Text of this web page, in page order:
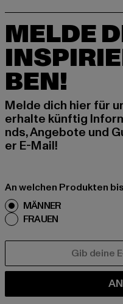
MELDE
BEN!
Melde dich hier für
erhalte künftig
nds, Angebote und
er E-Mail!
An welchen Produkten
MÄNNER
FRAUEN